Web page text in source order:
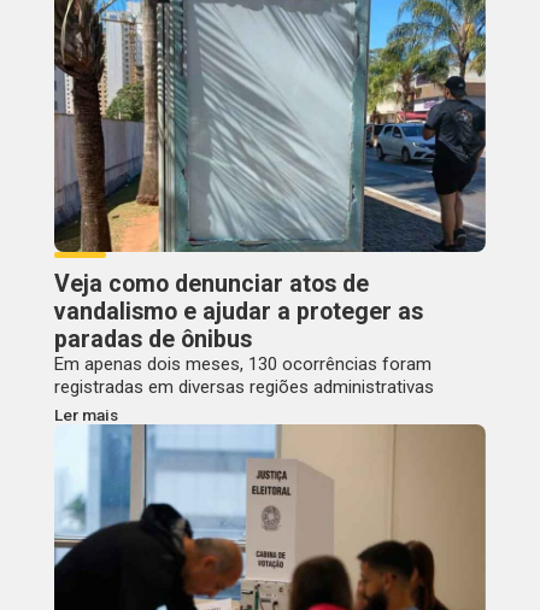
Veja como denunciar atos de
vandalismo e ajudar a proteger as
paradas de ônibus
Em apenas dois meses, 130 ocorrências foram
registradas em diversas regiões administrativas
Ler mais